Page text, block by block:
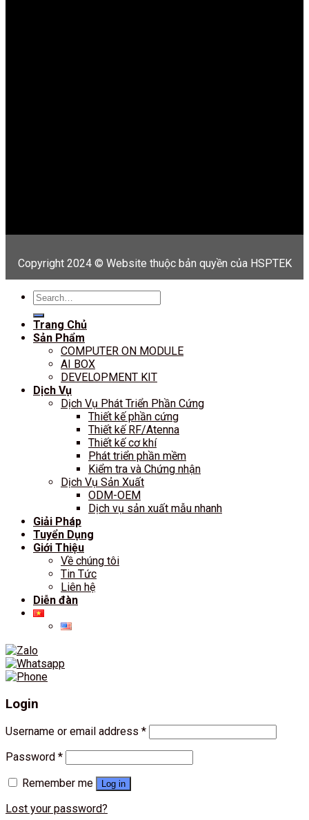
Copyright 2024 © Website thuộc bản quyền của HSPTEK
Search
for:
Trang Chủ
Sản Phẩm
COMPUTER ON MODULE
AI BOX
DEVELOPMENT KIT
Dịch Vụ
Dịch Vụ Phát Triển Phần Cứng
Thiết kế phần cứng
Thiết kế RF/Atenna
Thiết kế cơ khí
Phát triển phần mềm
Kiểm tra và Chứng nhận
Dịch Vụ Sản Xuất
ODM-OEM
Dịch vụ sản xuất mẫu nhanh
Giải Pháp
Tuyển Dụng
Giới Thiệu
Về chúng tôi
Tin Tức
Liên hệ
Diễn đàn
Login
Username or email address *
Password *
Remember me
Log in
Lost your password?